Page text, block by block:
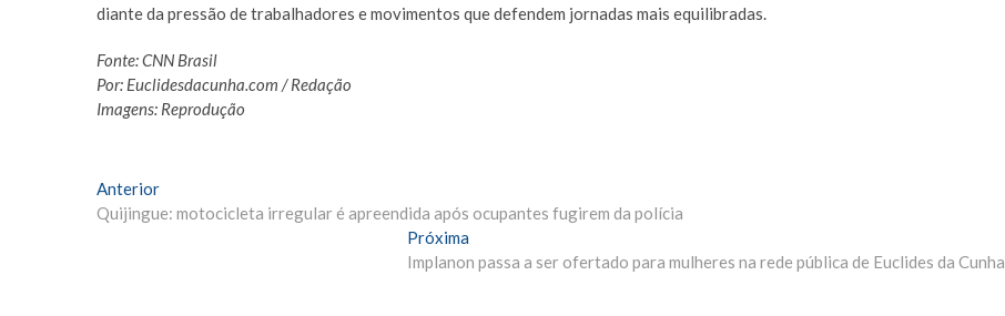
diante da pressão de trabalhadores e movimentos que defendem jornadas mais equilibradas.
Fonte: CNN Brasil
Por: Euclidesdacunha.com / Redação
Imagens: Reprodução
Navegação
de
AnteriorMatéria
Anterior:
Quijingue: motocicleta irregular é apreendida após ocupantes fugirem da polícia
Próxima
Materia:
Implanon passa a ser ofertado para mulheres na rede pública de Euclides da Cunha